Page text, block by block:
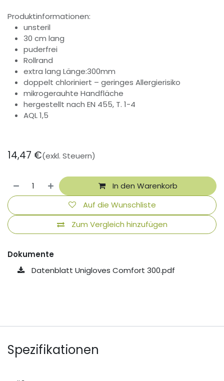
Produktinformationen:
unsteril
30 cm lang
puderfrei
Rollrand
extra lang Länge:300mm
doppelt chloriniert – geringes Allergierisiko
mikrogerauhte Handfläche
hergestellt nach EN 455, T. 1-4
AQL 1,5
14,47 €(exkl. Steuern)
In den Warenkorb
Zum Vergleich hinzufügen
Auf die Wunschliste
Dokumente
Datenblatt Unigloves Comfort 300.pdf
Spezifikationen